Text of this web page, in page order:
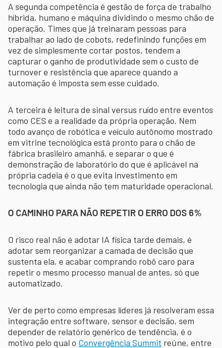
A segunda competência é gestão de força de trabalho
híbrida, humano e máquina dividindo o mesmo chão de
operação. Times que já treinaram pessoas para
trabalhar ao lado de cobots, redefinindo funções em
vez de simplesmente cortar postos, tendem a
capturar o ganho de produtividade sem o custo de
turnover e resistência que aparece quando a
automação é imposta sem esse cuidado.
A terceira é leitura de sinal versus ruído entre eventos
como CES e a realidade da própria operação. Nem
todo avanço de robótica e veículo autônomo mostrado
em vitrine tecnológica está pronto para o chão de
fábrica brasileiro amanhã, e separar o que é
demonstração de laboratório do que é aplicável na
própria cadeia é o que evita investimento em
tecnologia que ainda não tem maturidade operacional.
O CAMINHO PARA NÃO REPETIR O ERRO DOS 6%
O risco real não é adotar IA física tarde demais, é
adotar sem reorganizar a camada de decisão que
sustenta ela, e acabar comprando robô caro para
repetir o mesmo processo manual de antes, só que
automatizado.
Ver de perto como empresas líderes já resolveram essa
integração entre software, sensor e decisão, sem
depender de relatório genérico de tendência, é o
motivo pelo qual o Convergência Summit reúne, entre